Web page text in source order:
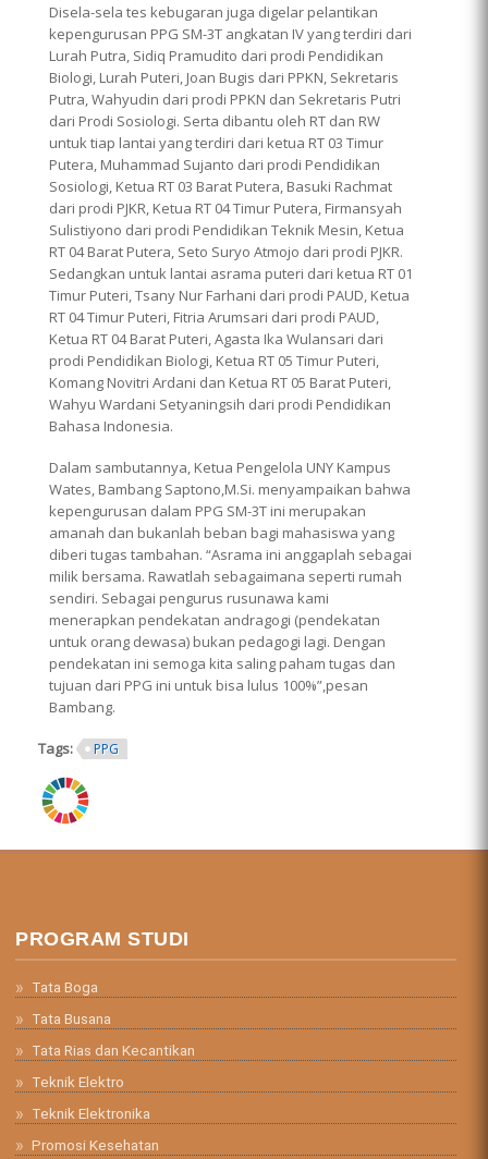
Disela-sela tes kebugaran juga digelar pelantikan
kepengurusan PPG SM-3T angkatan IV yang terdiri dari
Lurah Putra, Sidiq Pramudito dari prodi Pendidikan
Biologi, Lurah Puteri, Joan Bugis dari PPKN, Sekretaris
Putra, Wahyudin dari prodi PPKN dan Sekretaris Putri
dari Prodi Sosiologi. Serta dibantu oleh RT dan RW
untuk tiap lantai yang terdiri dari ketua RT 03 Timur
Putera, Muhammad Sujanto dari prodi Pendidikan
Sosiologi, Ketua RT 03 Barat Putera, Basuki Rachmat
dari prodi PJKR, Ketua RT 04 Timur Putera, Firmansyah
Sulistiyono dari prodi Pendidikan Teknik Mesin, Ketua
RT 04 Barat Putera, Seto Suryo Atmojo dari prodi PJKR.
Sedangkan untuk lantai asrama puteri dari ketua RT 01
Timur Puteri, Tsany Nur Farhani dari prodi PAUD, Ketua
RT 04 Timur Puteri, Fitria Arumsari dari prodi PAUD,
Ketua RT 04 Barat Puteri, Agasta Ika Wulansari dari
prodi Pendidikan Biologi, Ketua RT 05 Timur Puteri,
Komang Novitri Ardani dan Ketua RT 05 Barat Puteri,
Wahyu Wardani Setyaningsih dari prodi Pendidikan
Bahasa Indonesia.
Dalam sambutannya, Ketua Pengelola UNY Kampus
Wates, Bambang Saptono,M.Si. menyampaikan bahwa
kepengurusan dalam PPG SM-3T ini merupakan
amanah dan bukanlah beban bagi mahasiswa yang
diberi tugas tambahan. “Asrama ini anggaplah sebagai
milik bersama. Rawatlah sebagaimana seperti rumah
sendiri. Sebagai pengurus rusunawa kami
menerapkan pendekatan andragogi (pendekatan
untuk orang dewasa) bukan pedagogi lagi. Dengan
pendekatan ini semoga kita saling paham tugas dan
tujuan dari PPG ini untuk bisa lulus 100%”,pesan
Bambang.
Tags: PPG
ring.png
PROGRAM STUDI
Tata Boga
Tata Busana
Tata Rias dan Kecantikan
Teknik Elektro
Teknik Elektronika
Promosi Kesehatan